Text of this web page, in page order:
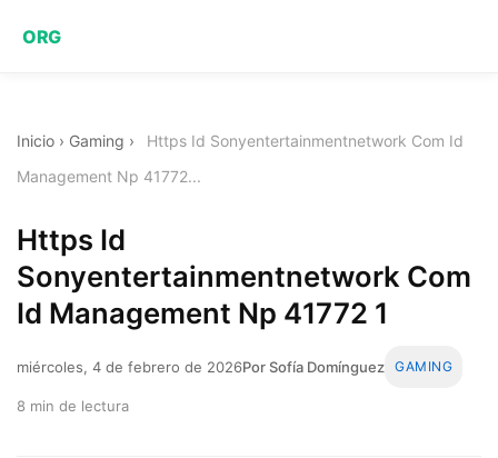
ORG
Inicio › Gaming ›
Https Id Sonyentertainmentnetwork Com Id
Management Np 41772...
Https Id
Sonyentertainmentnetwork Com
Id Management Np 41772 1
miércoles, 4 de febrero de 2026Por Sofía Domínguez GAMING
8 min de lectura